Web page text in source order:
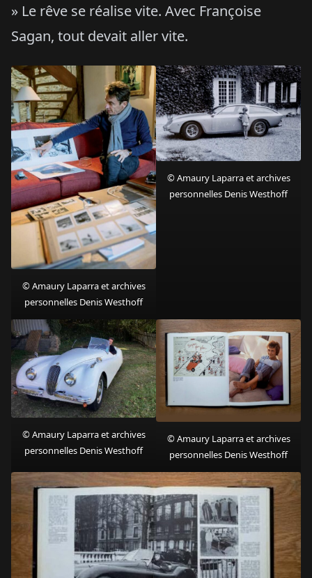
» Le rêve se réalise vite. Avec Françoise
Sagan, tout devait aller vite.
© Amaury Laparra et archives
personnelles Denis Westhoff
© Amaury Laparra et archives
personnelles Denis Westhoff
© Amaury Laparra et archives
personnelles Denis Westhoff
© Amaury Laparra et archives
personnelles Denis Westhoff